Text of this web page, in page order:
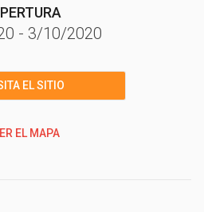
- 3/10/2020
EL SITIO
EL MAPA